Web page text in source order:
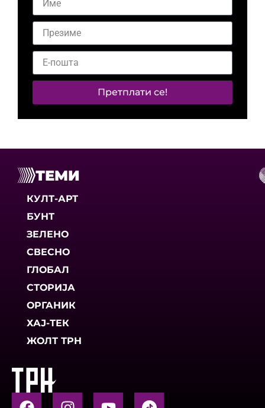
Претплати се!
ТЕМИ
КУЛТ-АРТ
БУНТ
ЗЕЛЕНО
СВЕСНО
ГЛОБАЛ
СТОРИЈА
ОРГАНИК
ХАЈ-ТЕК
ЖОЛТ ТРН